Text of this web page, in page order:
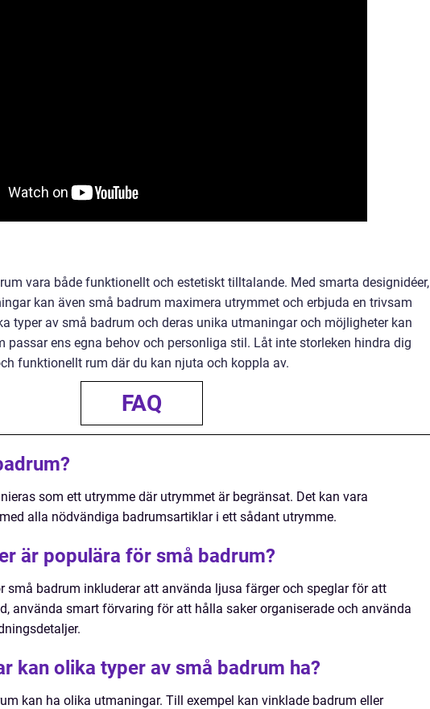
vara både funktionellt och estetiskt tilltalande. Med smarta designidéer,
kan även små badrum maximera utrymmet och erbjuda en trivsam
typer av små badrum och deras unika utmaningar och möjligheter kan
passar ens egna behov och personliga stil. Låt inte storleken hindra dig
funktionellt rum där du kan njuta och koppla av.
FAQ
som ett utrymme där utrymmet är begränsat. Det kan vara
alla nödvändiga badrumsartiklar i ett sådant utrymme.
är populära för små badrum?
små badrum inkluderar att använda ljusa färger och speglar för att
använda smart förvaring för att hålla saker organiserade och använda
kan olika typer av små badrum ha?
kan ha olika utmaningar. Till exempel kan vinklade badrum eller